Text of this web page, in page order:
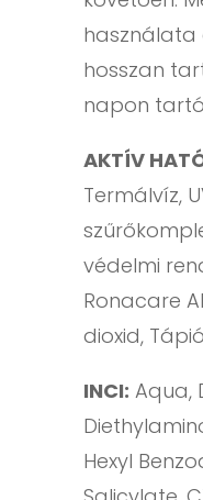
használata
hosszan
napon
AKTÍV
Termálvíz,
védelmi
Ronacare
dioxid,
INCI: Aqua,
Hexyl